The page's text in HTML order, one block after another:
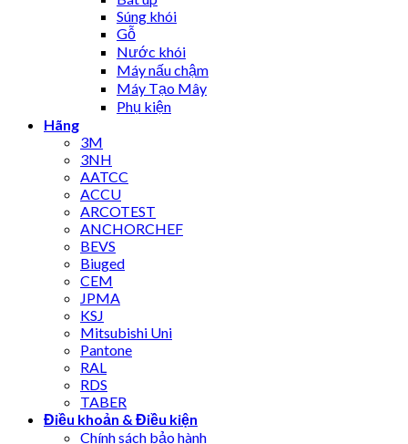
Súng khói
Gỗ
Nước khói
Máy nấu chậm
Máy Tạo Mây
Phụ kiện
Hãng
3M
3NH
AATCC
ACCU
ARCOTEST
ANCHORCHEF
BEVS
Biuged
CEM
JPMA
KSJ
Mitsubishi Uni
Pantone
RAL
RDS
TABER
Điều khoản & Điều kiện
Chính sách bảo hành